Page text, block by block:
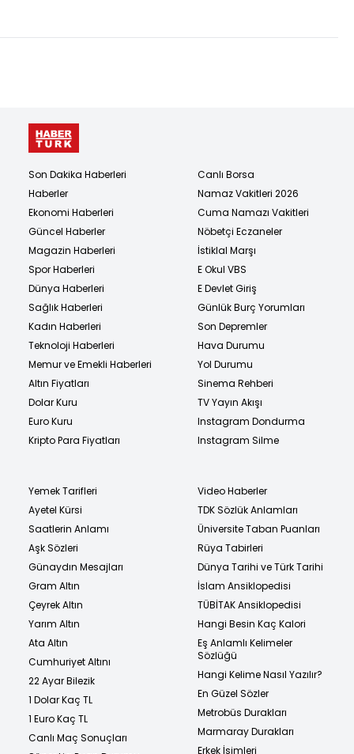
Son Dakika Haberleri
Haberler
Ekonomi Haberleri
Güncel Haberler
Magazin Haberleri
Spor Haberleri
Dünya Haberleri
Sağlık Haberleri
Kadın Haberleri
Teknoloji Haberleri
Memur ve Emekli Haberleri
Altın Fiyatları
Dolar Kuru
Euro Kuru
Kripto Para Fiyatları
Canlı Borsa
Namaz Vakitleri 2026
Cuma Namazı Vakitleri
Nöbetçi Eczaneler
İstiklal Marşı
E Okul VBS
E Devlet Giriş
Günlük Burç Yorumları
Son Depremler
Hava Durumu
Yol Durumu
Sinema Rehberi
TV Yayın Akışı
Instagram Dondurma
Instagram Silme
Yemek Tarifleri
Ayetel Kürsi
Saatlerin Anlamı
Aşk Sözleri
Günaydın Mesajları
Gram Altın
Çeyrek Altın
Yarım Altın
Ata Altın
Cumhuriyet Altını
22 Ayar Bilezik
1 Dolar Kaç TL
1 Euro Kaç TL
Canlı Maç Sonuçları
Video Haberler
TDK Sözlük Anlamları
Üniversite Taban Puanları
Rüya Tabirleri
Dünya Tarihi ve Türk Tarihi
İslam Ansiklopedisi
TÜBİTAK Ansiklopedisi
Hangi Besin Kaç Kalori
Eş Anlamlı Kelimeler
Sözlüğü
Hangi Kelime Nasıl Yazılır?
En Güzel Sözler
Metrobüs Durakları
Marmaray Durakları
Erkek İsimleri